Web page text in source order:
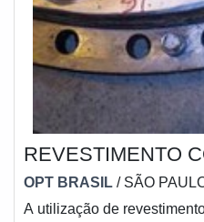
REVESTIMENTO
OPT BRASIL / SÃO
A utilização de